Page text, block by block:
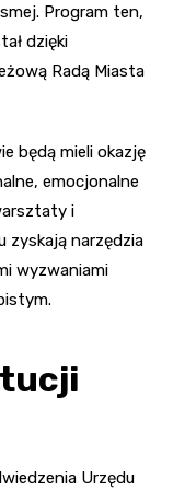
Program ten,
dzięki
Radą Miasta
będą mieli okazję
emocjonalne
i
zyskają narzędzia
wyzwaniami
Urzędu